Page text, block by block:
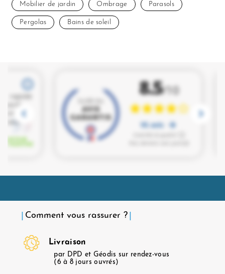
Mobilier de jardin Ombrage Parasols
Pergolas Bains de soleil
Comment vous rassurer ?
Livraison
par DPD et Géodis sur rendez-vous
(6 à 8 jours ouvrés)